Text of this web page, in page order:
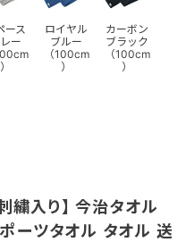
ース
ー
）
ロイヤル
ブルー
（100cm
）
カーボン
ブラック
（100cm
）
繍入り】 今治タオル
ーツタオル タオル 送